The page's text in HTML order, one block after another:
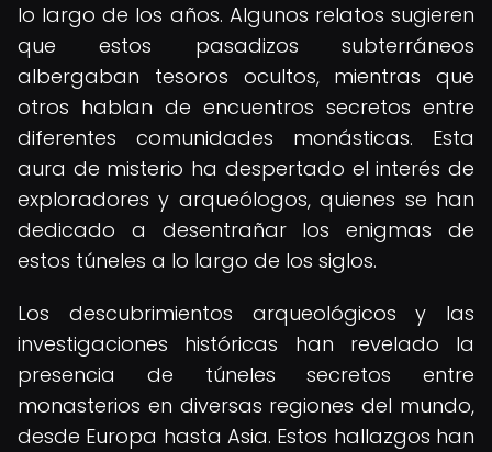
lo largo de los años. Algunos relatos sugieren
que estos pasadizos subterráneos
albergaban tesoros ocultos, mientras que
otros hablan de encuentros secretos entre
diferentes comunidades monásticas. Esta
aura de misterio ha despertado el interés de
exploradores y arqueólogos, quienes se han
dedicado a desentrañar los enigmas de
estos túneles a lo largo de los siglos.
Los descubrimientos arqueológicos y las
investigaciones históricas han revelado la
presencia de túneles secretos entre
monasterios en diversas regiones del mundo,
desde Europa hasta Asia. Estos hallazgos han